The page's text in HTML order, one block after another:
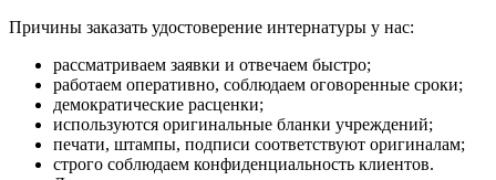
Причины заказать удостоверение интернатуры у нас:
рассматриваем заявки и отвечаем быстро;
работаем оперативно, соблюдаем оговоренные сроки;
демократические расценки;
используются оригинальные бланки учреждений;
печати, штампы, подписи соответствуют оригиналам;
строго соблюдаем конфиденциальность клиентов.